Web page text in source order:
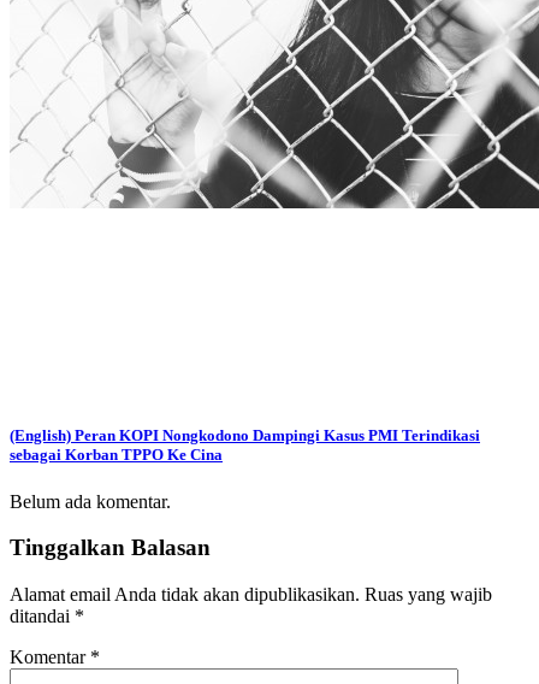
(English) Peran KOPI Nongkodono Dampingi Kasus PMI Terindikasi
sebagai Korban TPPO Ke Cina
Belum ada komentar.
Tinggalkan Balasan
Alamat email Anda tidak akan dipublikasikan. Ruas yang wajib
ditandai *
Komentar *